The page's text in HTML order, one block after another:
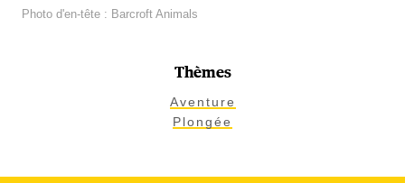
Photo d'en-tête : Barcroft Animals
Thèmes
Aventure
Plongée